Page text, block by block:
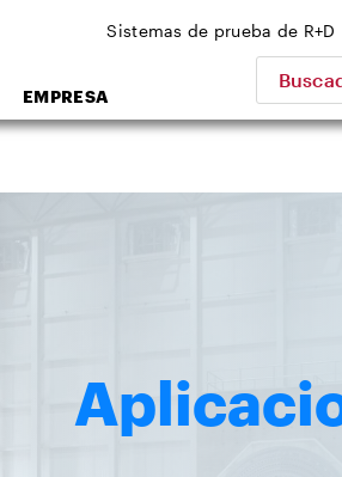
EMPRESA
Sistemas de prueba de R+D